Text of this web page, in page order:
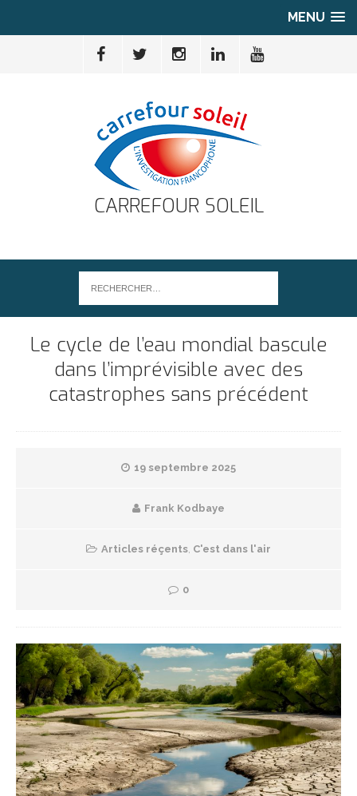
MENU
CARREFOUR SOLEIL
Le cycle de l’eau mondial bascule
dans l’imprévisible avec des
catastrophes sans précédent
19 septembre 2025
Frank Kodbaye
Articles réçents, C'est dans l'air
0